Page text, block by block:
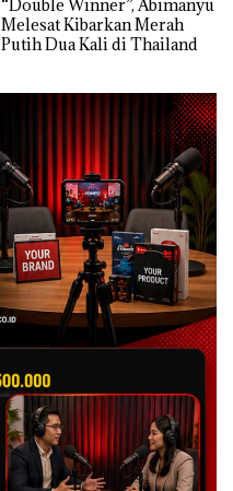
“Double Winner”, Abimanyu
Melesat Kibarkan Merah
Putih Dua Kali di Thailand